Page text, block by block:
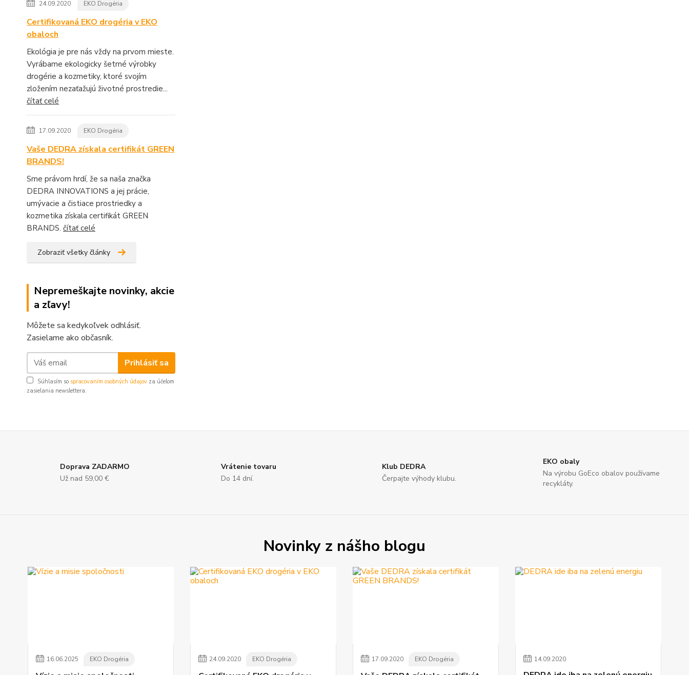
24.09.2020 EKO Drogéria
Certifikovaná EKO drogéria v EKO
obaloch
Ekológia je pre nás vždy na prvom mieste.
Vyrábame ekologicky šetrné výrobky
drogérie a kozmetiky, ktoré svojím
zložením nezaťažujú životné prostredie...
čítať celé
17.09.2020 EKO Drogéria
Vaše DEDRA získala certifikát GREEN
BRANDS!
Sme právom hrdí, že sa naša značka
DEDRA INNOVATIONS a jej prácie,
umývacie a čistiace prostriedky a
kozmetika získala certifikát GREEN
BRANDS. čítať celé
Zobraziť všetky články
Nepremeškajte novinky, akcie
a zľavy!
Môžete sa kedykoľvek odhlásiť.
Zasielame ako občasník.
Prihlásiť sa
Súhlasím so spracovaním osobných údajov za účelom
zasielania newslettera.
Doprava ZADARMO
Už nad 59,00 €
Vrátenie tovaru
Do 14 dní.
Klub DEDRA
Čerpajte výhody klubu.
EKO obaly
Na výrobu GoEco obalov používame
recykláty.
Novinky z nášho blogu
16.06.2025 EKO Drogéria 24.09.2020 EKO Drogéria 17.09.2020 EKO Drogéria 14.09.2020